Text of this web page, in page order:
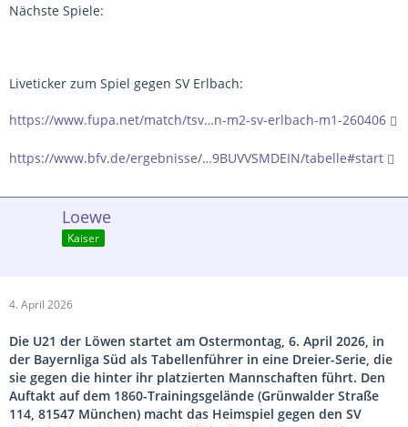
Nächste Spiele:
Liveticker zum Spiel gegen SV Erlbach:
https://www.fupa.net/match/tsv…n-m2-sv-erlbach-m1-260406
https://www.bfv.de/ergebnisse/…9BUVVSMDEIN/tabelle#start
Loewe
Kaiser
4. April 2026
Die U21 der Löwen startet am Ostermontag, 6. April 2026, in
der Bayernliga Süd als Tabellenführer in eine Dreier-Serie, die
sie gegen die hinter ihr platzierten Mannschaften führt. Den
Auftakt auf dem 1860-Trainingsgelände (Grünwalder Straße
114, 81547 München) macht das Heimspiel gegen den SV